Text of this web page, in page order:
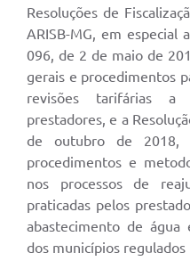
Resoluções de
ARISB-MG, em especial
096, de 2 de maio de
gerais e procedimentos
revisões tarifárias a
prestadores, e a
de outubro de 2018,
procedimentos e
nos processos de
praticadas pelos
abastecimento de
dos municípios regulados